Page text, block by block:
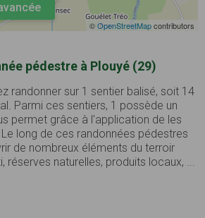
©OpenStreetMapcontributors
pédestre à Plouyé (29)
randonner sur 1 sentier balisé, soit 14
Parmi ces sentiers, 1 possède un
permet grâce à l'application de les
long de ces randonnées pédestres
de nombreux éléments du terroir
réserves naturelles, produits locaux, ...